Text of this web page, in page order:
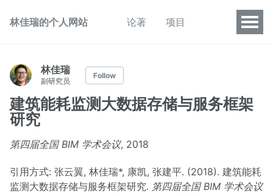
林佳瑞的个人网站 论著 项目
林佳瑞
副研究员
Follow
建筑能耗监测大数据存储与服务框架
研究
第四届全国 BIM 学术会议, 2018
引用方式: 张云翼, 林佳瑞*, 康凯, 张建平. (2018). 建筑能耗
监测大数据存储与服务框架研究. 第四届全国 BIM 学术会议